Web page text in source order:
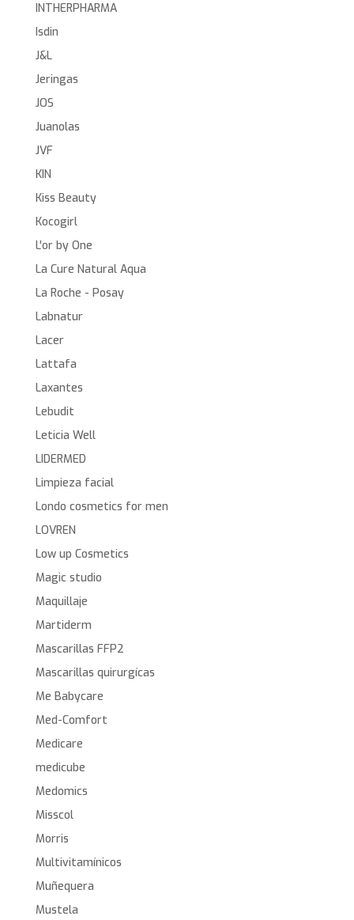
INTHERPHARMA
Isdin
J&L
Jeringas
JOS
Juanolas
JVF
KIN
Kiss Beauty
Kocogirl
L'or by One
La Cure Natural Aqua
La Roche - Posay
Labnatur
Lacer
Lattafa
Laxantes
Lebudit
Leticia Well
LIDERMED
Limpieza facial
Londo cosmetics for men
LOVREN
Low up Cosmetics
Magic studio
Maquillaje
Martiderm
Mascarillas FFP2
Mascarillas quirurgícas
Me Babycare
Med-Comfort
Medicare
medicube
Medomics
Misscol
Morris
Multivitamínicos
Muñequera
Mustela